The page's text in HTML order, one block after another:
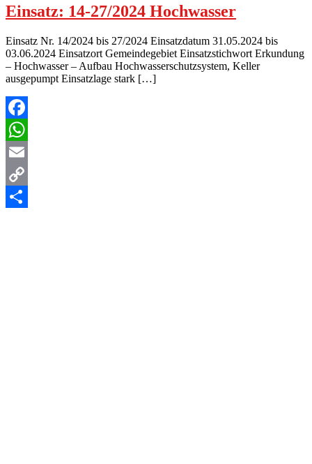
Einsatz: 14-27/2024 Hochwasser
Einsatz Nr. 14/2024 bis 27/2024 Einsatzdatum 31.05.2024 bis
03.06.2024 Einsatzort Gemeindegebiet Einsatzstichwort Erkundung
– Hochwasser – Aufbau Hochwasserschutzsystem, Keller
ausgepumpt Einsatzlage stark […]
Facebook
WhatsApp
Email
Copy